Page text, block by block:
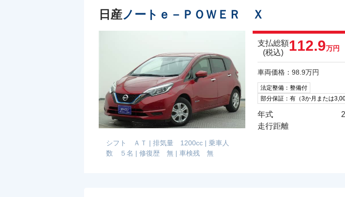
日産ノートｅ－ＰＯＷＥＲ Ｘ
シフト ＡＴ | 排気量 1200cc | 乗車人
数 ５名 | 修復歴 無 | 車検残 無
支払総額
(税込)
112.9万円
車両価格：98.9万円
法定整備：整備付
部分保証：有（3か月または
年式
走行距離